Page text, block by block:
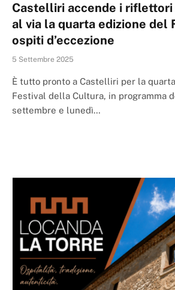
Castelliri accende i
al via la quarta edizione del
ospiti d’eccezione
5 Settembre 2025
È tutto pronto a Castelliri per la
Festival della Cultura, in programma
settembre e lunedì…